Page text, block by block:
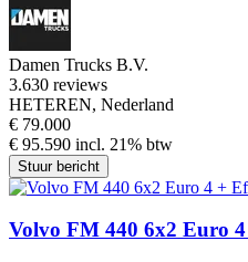
Damen Trucks B.V.
3.630 reviews
HETEREN, Nederland
€ 79.000
€ 95.590 incl. 21% btw
Stuur bericht
Volvo FM 440 6x2 Euro